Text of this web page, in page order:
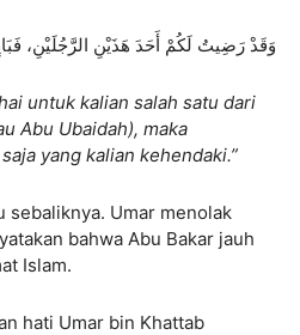
وَقَدْ رَضِيتُ لَكُمْ أَحَدَ هَذَيْنِ الرَّجُلَيْنِ،
untuk kalian salah satu dari
Abu Ubaidah), maka
yang kalian kehendaki.”
sebaliknya. Umar menolak
bahwa Abu Bakar jauh
Islam.
hati Umar bin Khattab